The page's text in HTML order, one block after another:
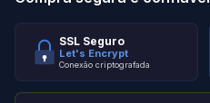
SSL Seguro
Let's Encrypt
Conexão criptografada